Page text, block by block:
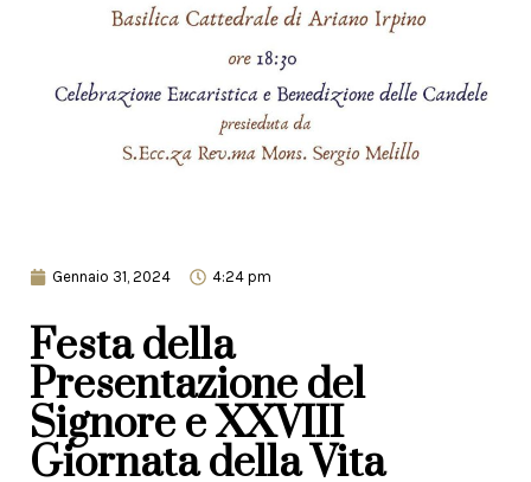
Gennaio 31, 2024 4:24 pm
Festa della
Presentazione del
Signore e XXVIII
Giornata della Vita